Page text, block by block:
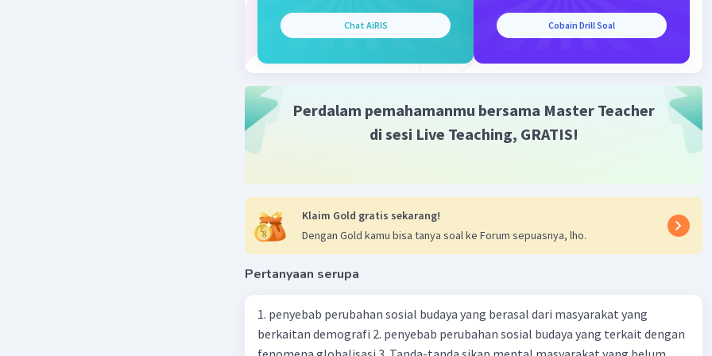
Chat AiRIS Cobain Drill Soal
Perdalam pemahamanmu bersama Master Teacher
di sesi Live Teaching, GRATIS!
Klaim Gold gratis sekarang!
Dengan Gold kamu bisa tanya soal ke Forum sepuasnya, lho.
Pertanyaan serupa
1. penyebab perubahan sosial budaya yang berasal dari masyarakat yang
berkaitan demografi 2. penyebab perubahan sosial budaya yang terkait dengan